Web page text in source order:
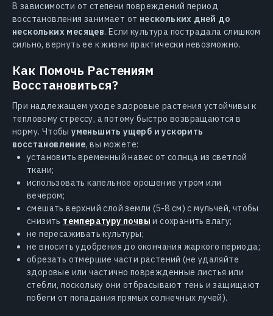
В зависимости от степени повреждений период
восстановления занимает от нескольких дней до
нескольких месяцев. Если культура пострадала слишком
сильно, вернуть ее к жизни практически невозможно.
Как Помочь Растениям
Восстановиться?
При надлежащем уходе здоровые растения устойчивы к
тепловому стрессу, а потому быстро возвращаются в
норму. Чтобыуменьшить ущерб и ускорить
восстановление, вы можете:
установить временный навес от солнца из светлой
ткани;
использовать капельное орошение утром или
вечером;
смешать верхний слой земли (5-8 см) с мульчей, чтобы
снизить температуру почвы и сохранить влагу;
не пересаживать культуры;
не вносить удобрения до окончания жаркого периода;
обрезать отмершие части растений (не удаляйте
здоровые или частично поврежденные листья или
стебли, поскольку они отбрасывают тень и защищают
побеги от попадания прямых солнечных лучей).